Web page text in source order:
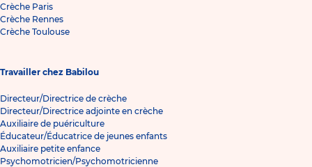
Crèche Paris
Crèche Rennes
Crèche Toulouse
Travailler chez Babilou
Directeur/Directrice de crèche
Directeur/Directrice adjointe en crèche
Auxiliaire de puériculture
Éducateur/Éducatrice de jeunes enfants
Auxiliaire petite enfance
Psychomotricien/Psychomotricienne